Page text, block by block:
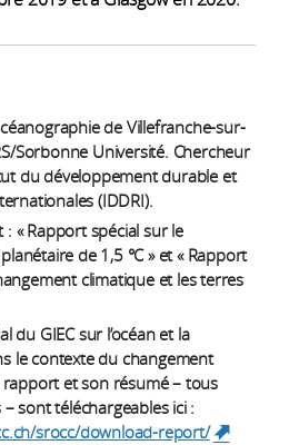
de Villefranche-sur-
Sorbonne Université. Chercheur
du développement durable et
(IDDRI).
: « Rapport spécial sur le
de 1,5 °C » et « Rapport
climatique et les terres
du GIEC sur l’océan et la
le contexte du changement
rapport et son résumé – tous
sont téléchargeables ici :
srocc/download-report/
(link is